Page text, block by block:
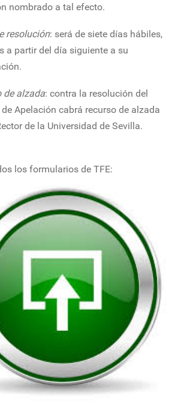
nombrado a tal efecto.
resolución: será de siete días hábiles,
a partir del día siguiente a su
de alzada: contra la resolución del
Apelación cabrá recurso de alzada
de la Universidad de Sevilla.
los formularios de TFE: